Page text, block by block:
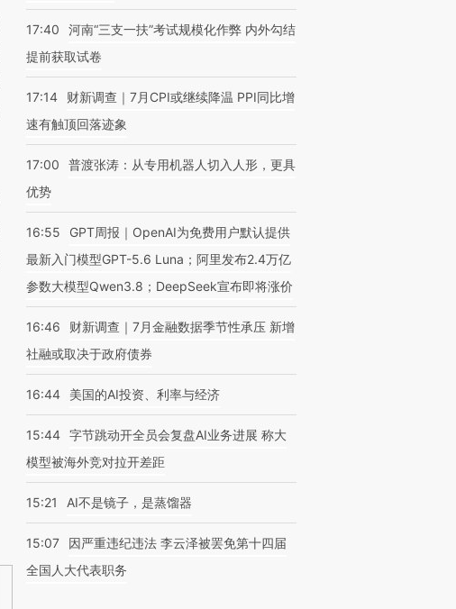
17:40
河南“三支一扶”考试规模化作弊 内外勾结
提前获取试卷
17:14
财新调查｜7月CPI或继续降温 PPI同比增
速有触顶回落迹象
17:00
普渡张涛：从专用机器人切入人形，更具
优势
16:55
GPT周报｜OpenAI为免费用户默认提供
最新入门模型GPT-5.6 Luna；阿里发布2.4万亿
参数大模型Qwen3.8；DeepSeek宣布即将涨价
16:46
财新调查｜7月金融数据季节性承压 新增
社融或取决于政府债券
16:44 美国的AI投资、利率与经济
15:44 字节跳动开全员会复盘AI业务进展 称大
模型被海外竞对拉开差距
15:21 AI不是镜子，是蒸馏器
15:07
因严重违纪违法 李云泽被罢免第十四届
全国人大代表职务